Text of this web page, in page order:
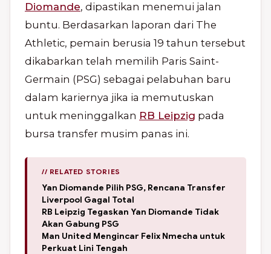
Diomande, dipastikan menemui jalan
buntu. Berdasarkan laporan dari The
Athletic, pemain berusia 19 tahun tersebut
dikabarkan telah memilih Paris Saint-
Germain (PSG) sebagai pelabuhan baru
dalam kariernya jika ia memutuskan
untuk meninggalkan RB Leipzig pada
bursa transfer musim panas ini.
// RELATED STORIES
Yan Diomande Pilih PSG, Rencana Transfer
Liverpool Gagal Total
RB Leipzig Tegaskan Yan Diomande Tidak
Akan Gabung PSG
Man United Mengincar Felix Nmecha untuk
Perkuat Lini Tengah